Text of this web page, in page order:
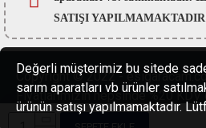
SATIŞI
Copyright © 2022 -
Fiyatlarımızın hepsinde %20 KDV
Değerli müşterimiz bu sitede
sarım aparatları vb ürünler
ürünün satışı yapılmamaktadır.